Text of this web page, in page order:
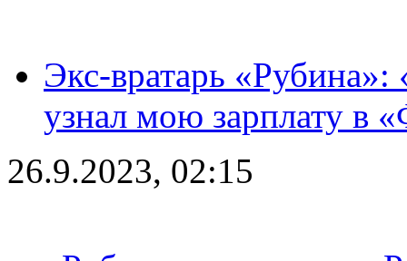
Экс-вратарь «Рубина»:
узнал мою зарплату в
26.9.2023, 02:15